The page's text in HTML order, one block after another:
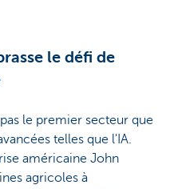
le défi de
le premier secteur que
telles que l'IA.
américaine John
agricoles à